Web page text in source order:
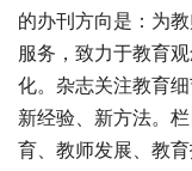
的办刊方向是：为
服务，致力于教育
化。杂志关注教育
新经验、新方法。
育、教师发展、教